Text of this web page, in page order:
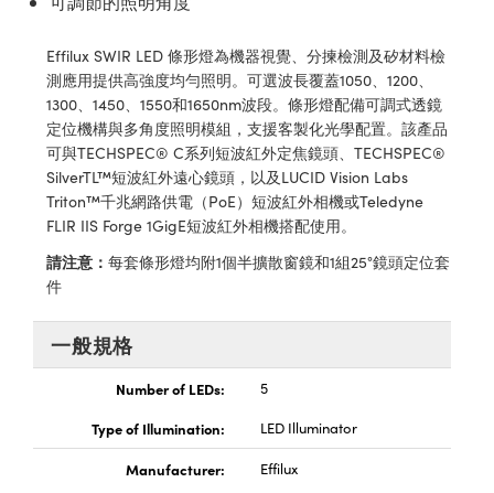
| 超快光學
Sputtering) Coated Optics |
濺鍍）鍍膜光學元件
Elements (DOE) | 繞射光
體視顯微鏡系統
Filters | 顯微鏡濾光片
Lenses | 變焦鏡頭模組
Targets | 顯微鏡標靶
Stage Micrometers | 刻劃板或
Mechanics | 顯微鏡用結構件
目鏡
and Couplers | 中繼鏡或耦合鏡
Microscopes | 袖珍顯微鏡
鏡
and Optomechanics |
| 模擬相機
| 成像系統
Production
Development Systems
Optical Company
Components
Labs™
Effilux SWIR LED 條形燈為機器視覺、分揀檢測及矽材料檢
測應用提供高強度均勻照明。可選波長覆蓋1050、1200、
1300、1450、1550和1650nm波段。條形燈配備可調式透鏡
定位機構與多角度照明模組，支援客製化光學配置。該產品
可與TECHSPEC® C系列短波紅外定焦鏡頭、TECHSPEC®
SilverTL™短波紅外遠心鏡頭，以及LUCID Vision Labs
Triton™千兆網路供電（PoE）短波紅外相機或Teledyne
FLIR IIS Forge 1GigE短波紅外相機搭配使用。
請注意： 每套條形燈均附1個半擴散窗鏡和1組25°鏡頭定位套
件
一般規格
Number of LEDs:
5
Type of Illumination:
LED Illuminator
Manufacturer:
Effilux